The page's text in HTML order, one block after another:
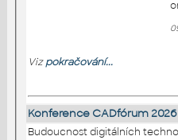
Vizpokračování...
Konference CADfórum
Budoucnost digitálních